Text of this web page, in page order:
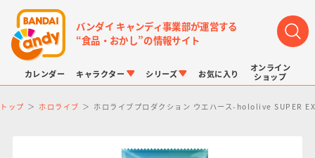
バンダイ キャンディ事業部が運営する
“食品・おかし”の情報サイト
カレンダー キャラクター シリーズ お気に入り
オンライン
ショップ
トップ ホロライブ ホロライブプロダクション ウエハース-hololive SUPER